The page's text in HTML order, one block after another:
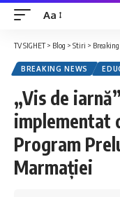
Font
Resizer
Aa
TV SIGHET> Blog > Stiri >
BREAKING NEWS
„Vis de
implementat
Program
Marmației